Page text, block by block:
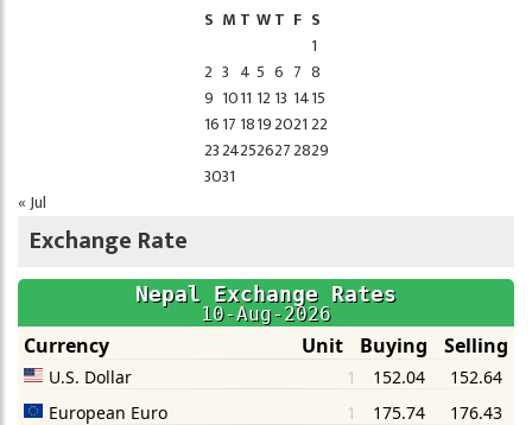
S M T WT F S
1
2 3 4 5 6 7 8
9 1011 12 13 1415
1617 1819202122
23242526272829
3031
« Jul
Exchange Rate